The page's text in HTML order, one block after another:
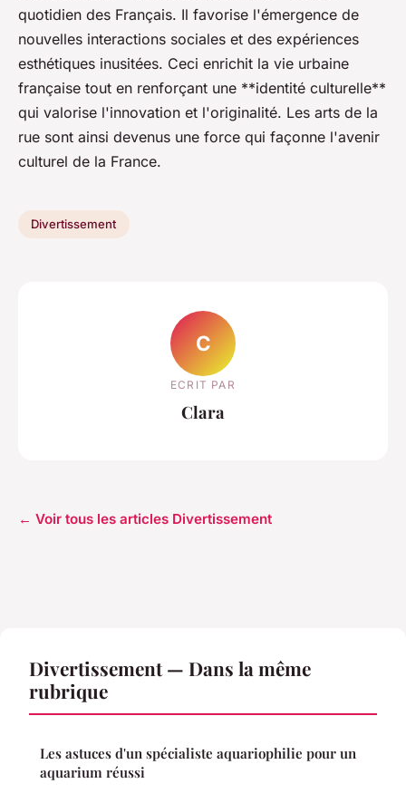
quotidien des Français. Il favorise l'émergence de
nouvelles interactions sociales et des expériences
esthétiques inusitées. Ceci enrichit la vie urbaine
française tout en renforçant une **identité culturelle**
qui valorise l'innovation et l'originalité. Les arts de la
rue sont ainsi devenus une force qui façonne l'avenir
culturel de la France.
Divertissement
C
ECRIT PAR
Clara
← Voir tous les articles Divertissement
Divertissement — Dans la même
rubrique
Les astuces d'un spécialiste aquariophilie pour un
aquarium réussi